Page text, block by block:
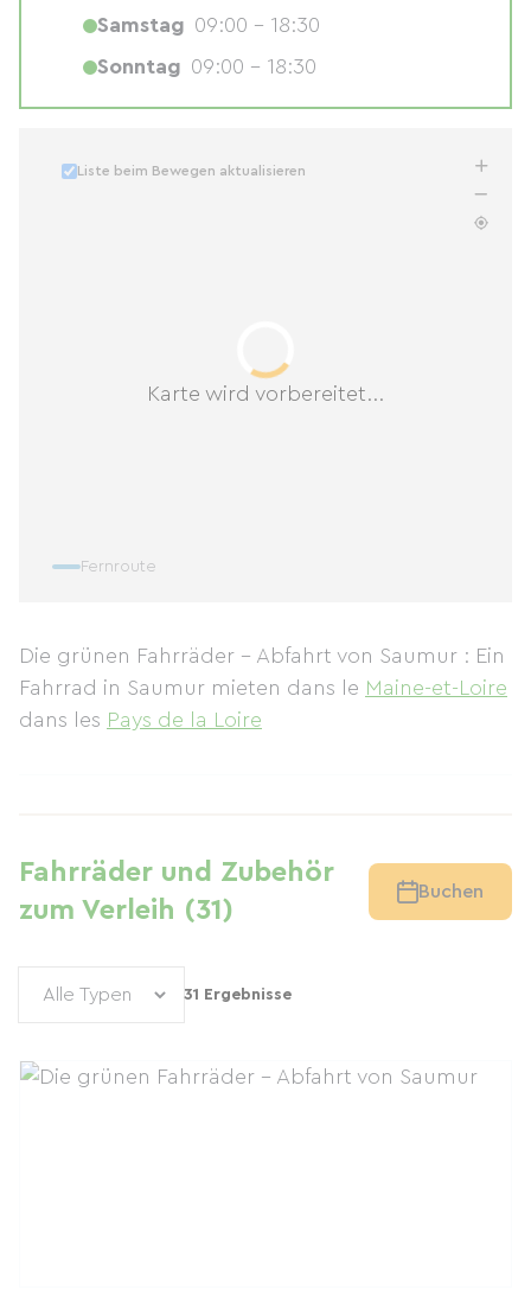
Karte wird vorbereitet...
Liste beim Bewegen aktualisieren
Fernroute
Die grünen Fahrräder – Abfahrt von Saumur : Ein
Fahrrad in Saumur mieten dans le Maine-et-Loire
dans les Pays de la Loire
Fahrräder und Zubehör
zum Verleih (31)
Buchen
31 Ergebnisse
Samstag 09:00 - 18:30
Sonntag 09:00 - 18:30